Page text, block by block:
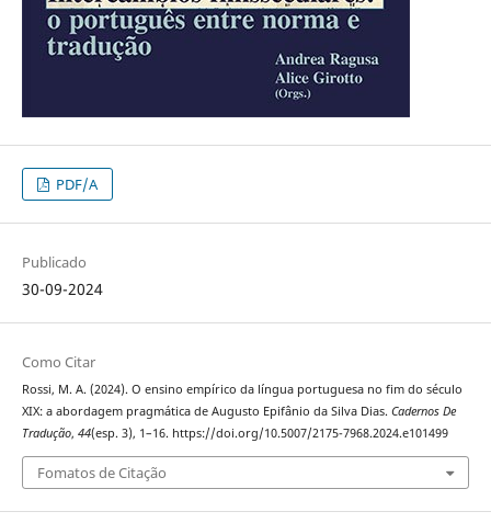
PDF/A
Publicado
30-09-2024
Como Citar
Rossi, M. A. (2024). O ensino empírico da língua portuguesa no fim do século
XIX: a abordagem pragmática de Augusto Epifânio da Silva Dias. Cadernos De
Tradução, 44(esp. 3), 1–16. https://doi.org/10.5007/2175-7968.2024.e101499
Fomatos de Citação